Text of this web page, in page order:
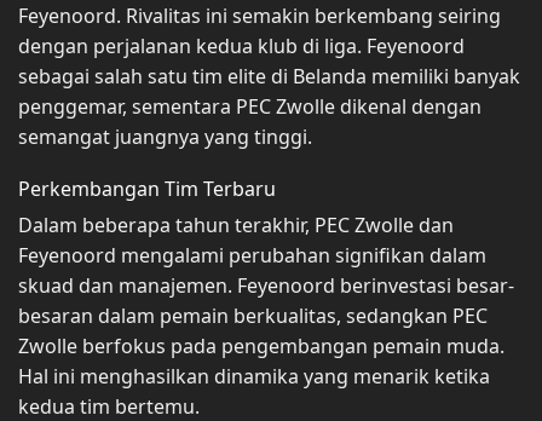
Feyenoord. Rivalitas ini semakin berkembang seiring
dengan perjalanan kedua klub di liga. Feyenoord
sebagai salah satu tim elite di Belanda memiliki banyak
penggemar, sementara PEC Zwolle dikenal dengan
semangat juangnya yang tinggi.
Perkembangan Tim Terbaru
Dalam beberapa tahun terakhir, PEC Zwolle dan
Feyenoord mengalami perubahan signifikan dalam
skuad dan manajemen. Feyenoord berinvestasi besar-
besaran dalam pemain berkualitas, sedangkan PEC
Zwolle berfokus pada pengembangan pemain muda.
Hal ini menghasilkan dinamika yang menarik ketika
kedua tim bertemu.